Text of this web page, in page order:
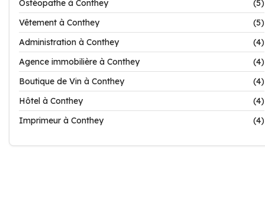
Ostéopathe à Conthey
(5)
Vêtement à Conthey
(5)
Administration à Conthey
(4)
Agence immobilière à Conthey
(4)
Boutique de Vin à Conthey
(4)
Hôtel à Conthey
(4)
Imprimeur à Conthey
(4)